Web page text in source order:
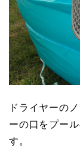
ドライヤーの
ーの口をプー
す。